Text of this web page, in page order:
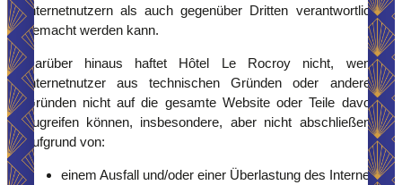
Internetnutzern als auch gegenüber Dritten verantwortlich
gemacht werden kann.
Darüber hinaus haftet Hôtel Le Rocroy nicht, wenn
Internetnutzer aus technischen Gründen oder anderen
Gründen nicht auf die gesamte Website oder Teile davon
zugreifen können, insbesondere, aber nicht abschließend
aufgrund von:
einem Ausfall und/oder einer Überlastung des Internet-